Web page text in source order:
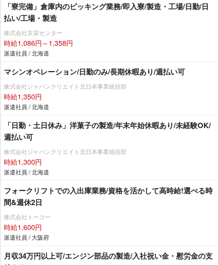
「寮完備」倉庫内のピッキング業務/即入寮/製造・工場/日勤/日
払い/工場・製造
株式会社京栄センター
時給1,086円～1,358円
派遣社員 / 北海道
マシンオペレーション/日勤のみ/長期休暇あり/週払い可
株式会社ジャパンクリエイト北日本事業統括部
時給1,350円
派遣社員 / 北海道
「日勤・土日休み」洋菓子の製造/年末年始休暇あり/未経験OK/
週払い可
株式会社ジャパンクリエイト北日本事業統括部
時給1,300円
派遣社員 / 北海道
フォークリフトでの入出庫業務/資格を活かして高時給!選べる時
間&週休2日
株式会社トーコー
時給1,600円
派遣社員 / 大阪府
月収34万円以上可/エンジン部品の製造/入社祝い金・慰労金の支